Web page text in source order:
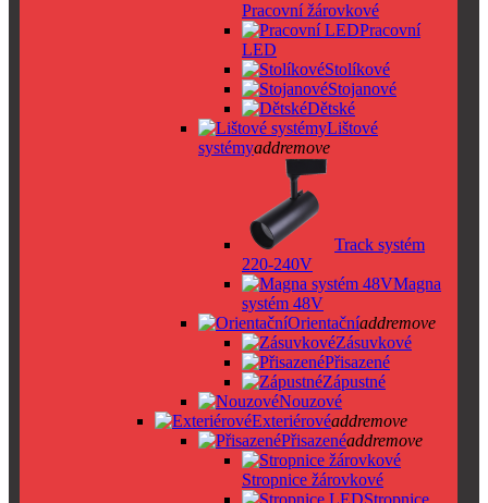
Pracovní žárovkové
Pracovní
LED
Stolíkové
Stojanové
Dětské
Lištové
systémyaddremove
Track systém
220-240V
Magna
systém 48V
Orientačníaddremove
Zásuvkové
Přisazené
Zápustné
Nouzové
Exteriérovéaddremove
Přisazenéaddremove
Stropnice žárovkové
Stropnice